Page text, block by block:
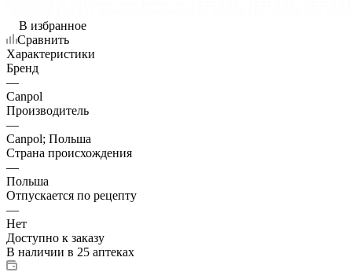
В избранное
Сравнить
Характеристики
Бренд
—
Canpol
Производитель
—
Canpol; Польша
Страна происхождения
—
Польша
Отпускается по рецепту
—
Нет
Доступно к заказу
В наличии в 25 аптеках